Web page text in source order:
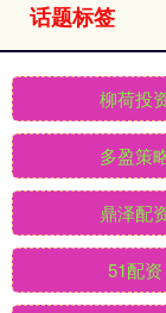
话题标签
柳荷投
多盈策
鼎泽配
51配资